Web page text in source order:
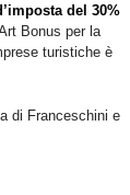
del 30%
Bonus per la
turistiche è
di Franceschini e